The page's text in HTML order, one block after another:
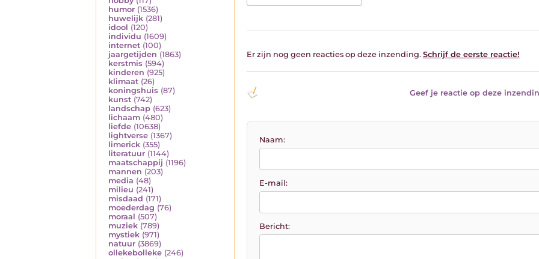
humor (1536)
huwelijk (281)
idool (120)
individu (1609)
internet (100)
jaargetijden (1863)
kerstmis (594)
kinderen (925)
klimaat (26)
koningshuis (87)
kunst (742)
landschap (623)
lichaam (480)
liefde (10638)
lightverse (1367)
limerick (355)
literatuur (1144)
maatschappij (1196)
mannen (203)
media (48)
milieu (241)
misdaad (171)
moederdag (76)
moraal (507)
muziek (789)
mystiek (971)
natuur (3869)
ollekebolleke (246)
Er zijn nog geen reacties op deze inzending. Schrijf de eerste reactie!
Geef je reactie op deze
Naam:
E-mail:
Bericht: